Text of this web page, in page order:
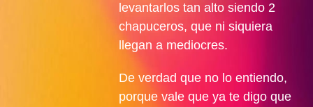
levantarlos tan alto siendo 2
chapuceros, que ni siquiera
llegan a mediocres.
De verdad que no lo entiendo,
porque vale que ya te digo que